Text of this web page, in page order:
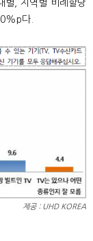
별, 지역별 비례할당
다.
제공 : UHD KOREA